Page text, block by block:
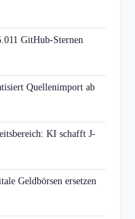
GitHub-Sternen
Quellenimport ab
KI schafft J-
Geldbörsen ersetzen